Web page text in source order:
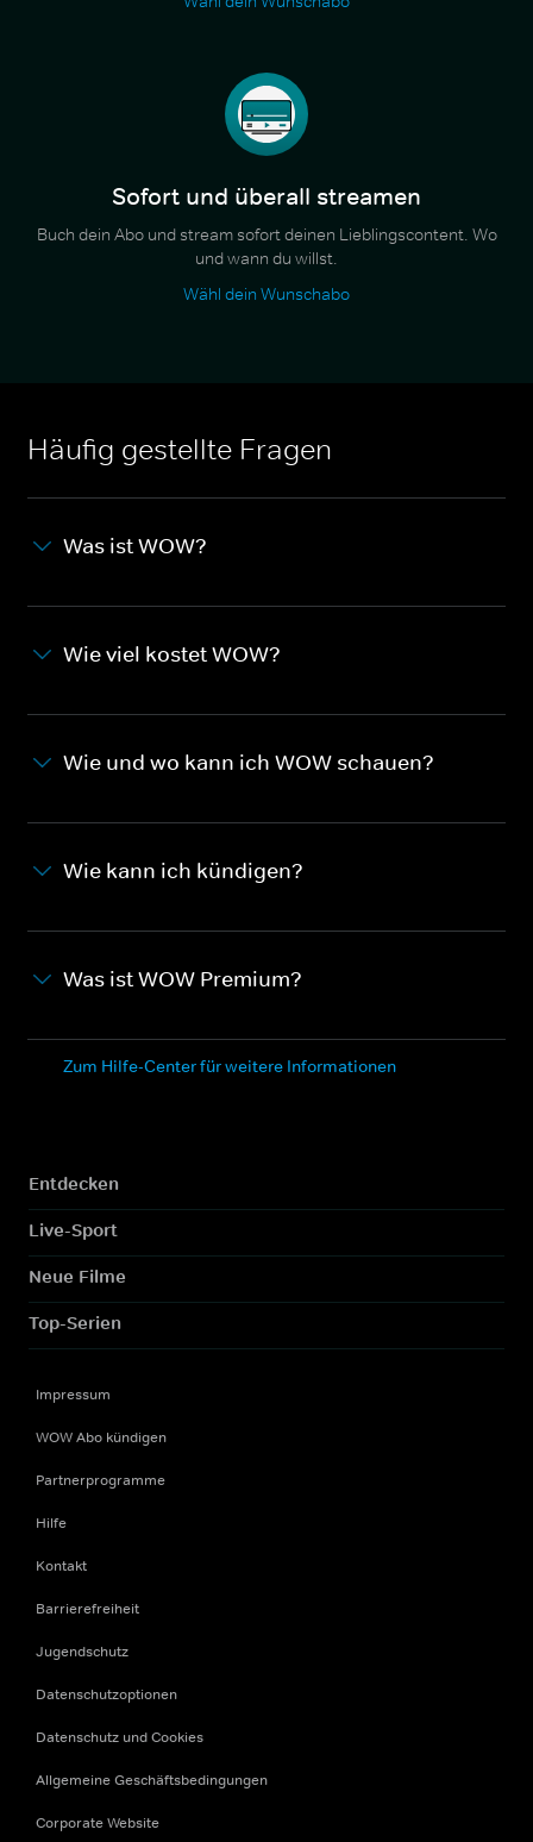
Sofort und überall streamen
Buch dein Abo und stream sofort deinen Lieblingscontent. Wo
und wann du willst.
Wähl dein Wunschabo
Häufig gestellte Fragen
Was ist WOW?
Wie viel kostet WOW?
Wie und wo kann ich WOW schauen?
Wie kann ich kündigen?
Was ist WOW Premium?
Zum Hilfe-Center für weitere Informationen
Entdecken
Live-Sport
Neue Filme
Top-Serien
Impressum
WOW Abo kündigen
Partnerprogramme
Hilfe
Kontakt
Barrierefreiheit
Jugendschutz
Datenschutzoptionen
Datenschutz und Cookies
Allgemeine Geschäftsbedingungen
Corporate Website